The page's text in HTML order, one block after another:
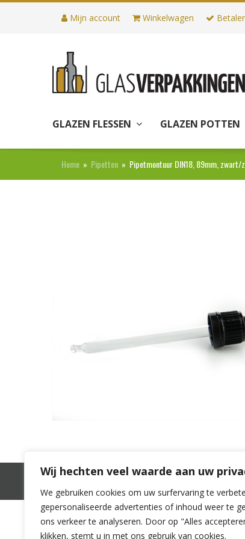
Wij hechten veel waarde aan uw
We gebruiken cookies om uw surfervaring te
gepersonaliseerde advertenties of inhoud weer te
ons verkeer te analyseren. Door op "Alles
klikken, stemt u in met ons gebruik van cookies.
Mijn account Winkelwagen
GLAZEN FLESSEN GLAZEN POTTEN
Home » Pipetten » Pipetmontuur DIN18, 89mm, zwart/
Betalen